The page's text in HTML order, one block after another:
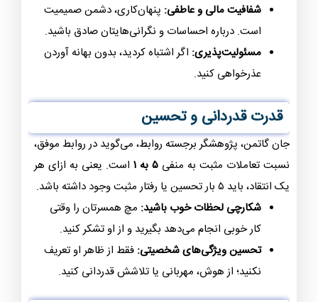
شفافیت مالی و عاطفی: پنهان‌کاری، دشمن صمیمیت
است. درباره احساسات و نگرانی‌هایتان صادق باشید.
مسئولیت‌پذیری: اگر اشتباه کردید، بدون بهانه آوردن
عذرخواهی کنید.
قدرت قدردانی و تحسین
جان گاتمن، پژوهشگر برجسته روابط، می‌گوید در روابط موفق،
نسبت تعاملات مثبت به منفی ۵ به ۱
است. یعنی به ازای هر
یک انتقاد، باید ۵ بار تحسین یا رفتار مثبت وجود داشته باشد.
شکارچی لحظات خوب باشید: مچ همسرتان را وقتی
کار خوبی انجام می‌دهد بگیرید و از او تشکر کنید.
تحسین ویژگی‌های شخصیتی: فقط از ظاهر او تعریف
نکنید؛ از هوش، مهربانی یا تلاشش قدردانی کنید.